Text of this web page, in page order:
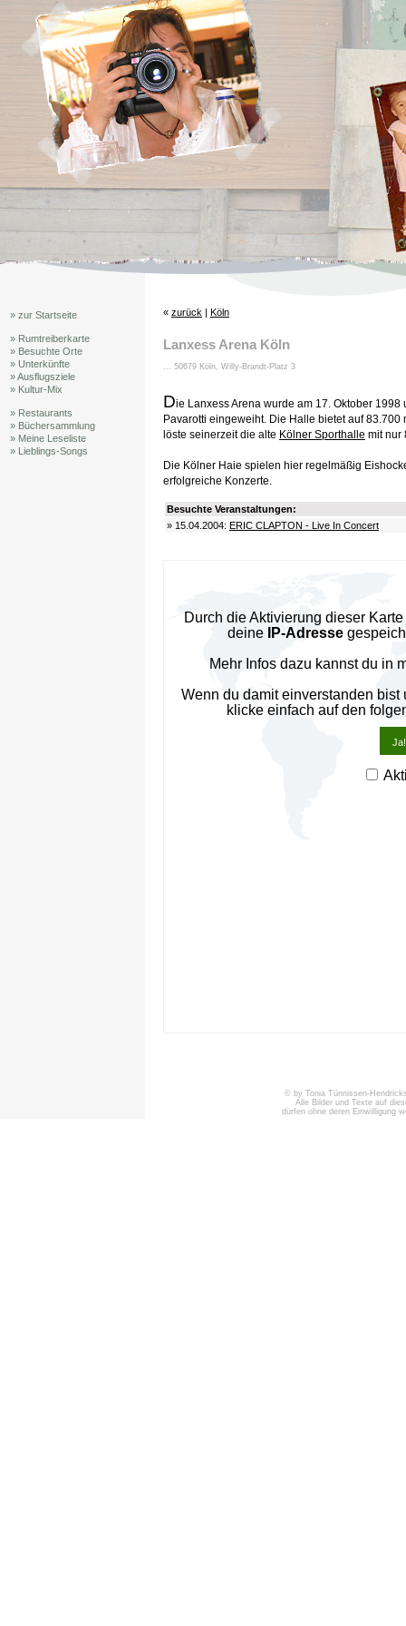
» zur Startseite
» Rumtreiberkarte
» Besuchte Orte
» Unterkünfte
» Ausflugsziele
» Kultur-Mix
» Restaurants
» Büchersammlung
» Meine Leseliste
» Lieblings-Songs
« zurück | Köln
Lanxess Arena Köln
... 50679 Köln, Willy-Brandt-Platz 3
Die Lanxess Arena wurde am 17. Oktober
Pavarotti eingeweiht. Die Halle bietet auf
löste seinerzeit die alte Kölner Sporthalle mit nur
Die Kölner Haie spielen hier regelmäßig
erfolgreiche Konzerte.
Besuchte Veranstaltungen:
» 15.04.2004: ERIC CLAPTON - Live In Concert
Durch die Aktivierung dieser
deine
IP-Adresse
Mehr Infos dazu kannst du in
Wenn du damit einverstanden
klicke einfach auf den
© by Tonia Tünnissen-
Alle Bilder und Texte auf
dürfen ohne deren Einwilligung